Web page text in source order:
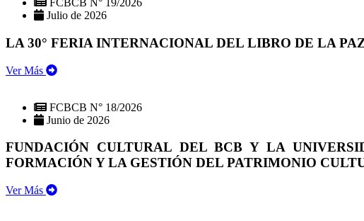
FCBCB N° 19/2026
Julio de 2026
LA 30° FERIA INTERNACIONAL DEL LIBRO DE LA
Ver Más
FCBCB N° 18/2026
Junio de 2026
FUNDACIÓN CULTURAL DEL BCB Y LA
FORMACIÓN Y LA GESTIÓN DEL PATRIMONIO
Ver Más